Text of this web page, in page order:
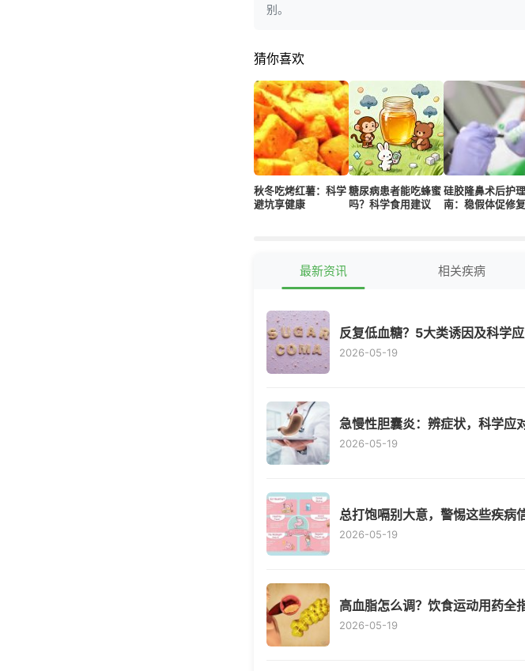
别。
猜你喜欢
秋冬吃烤红薯：科学
避坑享健康
糖尿病患者能吃蜂蜜
吗？科学食用建议
硅胶隆鼻术后护
南：稳假体促修复
最新资讯 相关疾病
反复低血糖？5大类诱因及科学
2026-05-19
急慢性胆囊炎：辨症状，科学应
2026-05-19
总打饱嗝别大意，警惕这些疾病
2026-05-19
高血脂怎么调？饮食运动用药全
2026-05-19